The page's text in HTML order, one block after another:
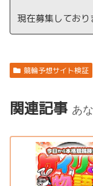
現在募集しており
競輪予想サイト検証
関連記事 あ